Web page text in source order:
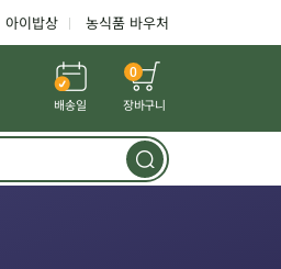
아이밥상 농식품 바우처
배송일
0
장바구니